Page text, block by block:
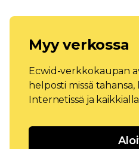
Myy verkossa
Ecwid-verkkokaupan
helposti missä
Internetissä ja